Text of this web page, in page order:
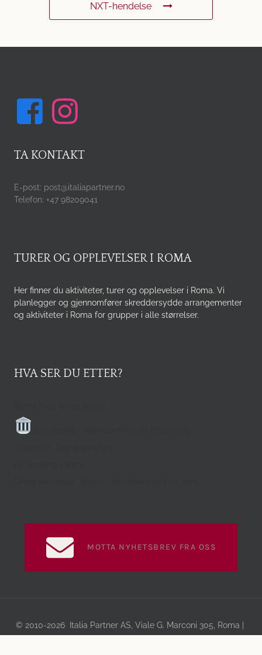
NXT-hendelse
TA KONTAKT
E-post: post@italiapartner.no
Telefon: +47 98209041
TURER OG OPPLEVELSER I ROMA
Her finner du aktiviteter, turer og opplevelser i Roma. Vi
planlegger og gjennomfører skreddersydde arrangementer
og aktiviteter i Roma for grupper i alle størrelser.
HVA SER DU ETTER?
MOTTA NYHETSBREV FRA OSS
© 2010-2026 Italia Partner AS, Viale G. Marconi 305, Roma |